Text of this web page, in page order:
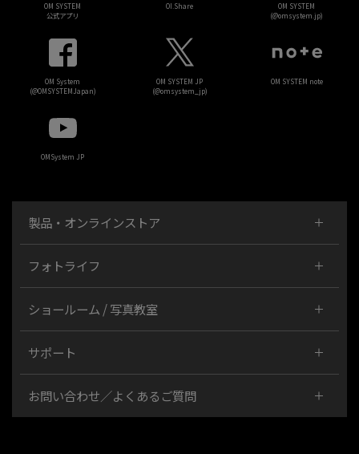
OM SYSTEM
公式アプリ
OI.Share
OM SYSTEM
(@omsystem.jp)
OM System
(@OMSYSTEMJapan)
OM SYSTEM JP
(@omsystem_jp)
OM SYSTEM note
OMSystem JP
製品・オンラインストア
フォトライフ
ショールーム / 写真教室
サポート
お問い合わせ／よくあるご質問